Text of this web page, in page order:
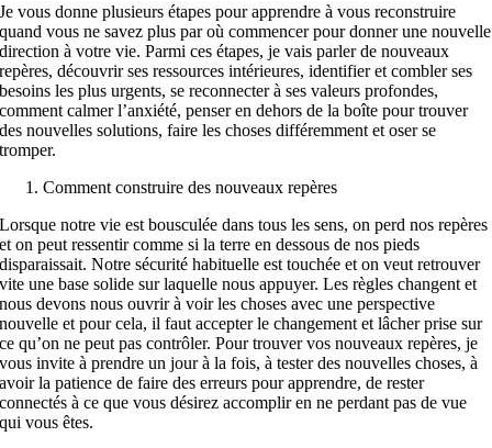
Je vous donne plusieurs étapes pour apprendre à vous reconstruire
quand vous ne savez plus par où commencer pour donner une nouvelle
direction à votre vie. Parmi ces étapes, je vais parler de nouveaux
repères, découvrir ses ressources intérieures, identifier et combler ses
besoins les plus urgents, se reconnecter à ses valeurs profondes,
comment calmer l’anxiété, penser en dehors de la boîte pour trouver
des nouvelles solutions, faire les choses différemment et oser se
tromper.
Comment construire des nouveaux repères
Lorsque notre vie est bousculée dans tous les sens, on perd nos repères
et on peut ressentir comme si la terre en dessous de nos pieds
disparaissait. Notre sécurité habituelle est touchée et on veut retrouver
vite une base solide sur laquelle nous appuyer. Les règles changent et
nous devons nous ouvrir à voir les choses avec une perspective
nouvelle et pour cela, il faut accepter le changement et lâcher prise sur
ce qu’on ne peut pas contrôler. Pour trouver vos nouveaux repères, je
vous invite à prendre un jour à la fois, à tester des nouvelles choses, à
avoir la patience de faire des erreurs pour apprendre, de rester
connectés à ce que vous désirez accomplir en ne perdant pas de vue
qui vous êtes.